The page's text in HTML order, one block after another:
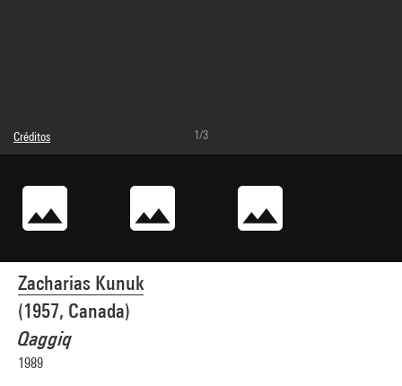
Zacharias Kunuk
(1957, Canada)
Qaggiq
1989
Créditos
© droits réservés
Centre Pompidou, MNAM-CCI
Referencia de la imagen : 2A41487 [1994 CX 1256]
1/3